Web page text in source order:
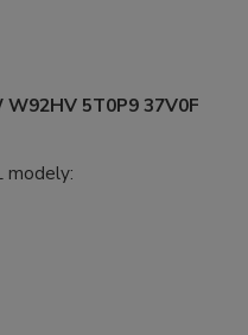
5T0P9 37V0F
modely: